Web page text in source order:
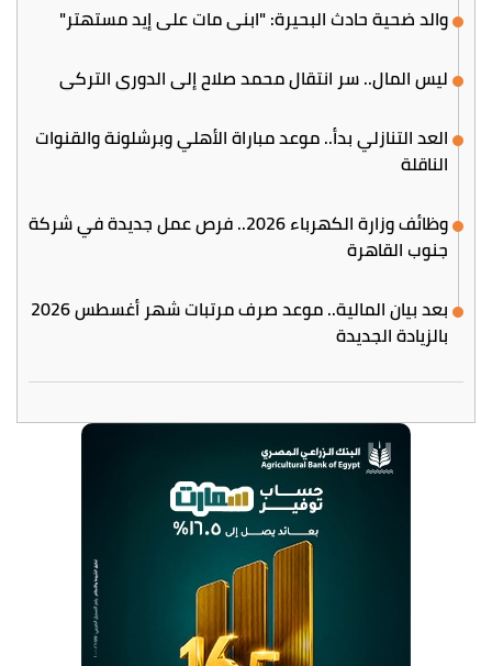
والد ضحية حادث البحيرة: "ابني مات على إيد مستهتر"
ليس المال.. سر انتقال محمد صلاح إلى الدوري التركي
العد التنازلي بدأ.. موعد مباراة الأهلي وبرشلونة والقنوات
الناقلة
وظائف وزارة الكهرباء 2026.. فرص عمل جديدة في شركة
جنوب القاهرة
بعد بيان المالية.. موعد صرف مرتبات شهر أغسطس 2026
بالزيادة الجديدة